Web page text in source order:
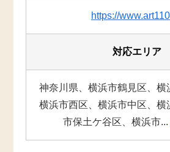
https://
対応エリア
神奈川県、横浜市鶴見区、横
横浜市西区、横浜市中区、横
市保土ケ谷区、横浜市...